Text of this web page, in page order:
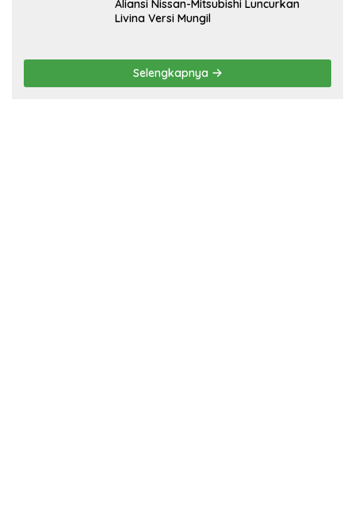
Aliansi Nissan-Mitsubishi Luncurkan
Livina Versi Mungil
Selengkapnya